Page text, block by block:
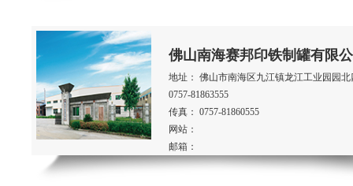
佛山南海赛邦印铁制罐有限
地址： 佛山市南海区九江镇龙江工业园园
0757-81863555
传真： 0757-81860555
网站：
邮箱：